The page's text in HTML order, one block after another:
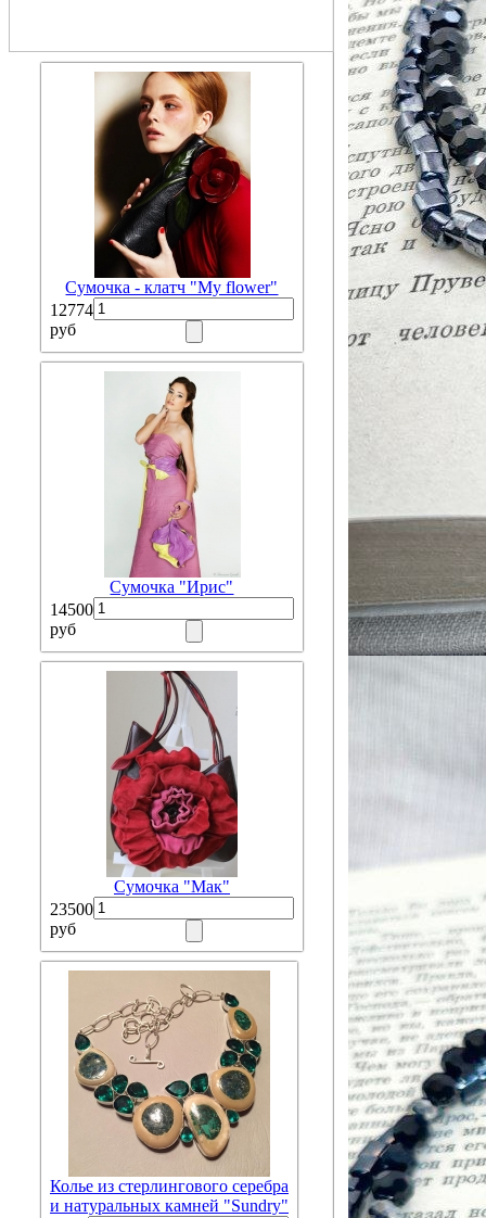
Сумочка - клатч "My flower"
12774
руб
Сумочка "Ирис"
14500
руб
Сумочка "Мак"
23500
руб
Колье из стерлингового серебра
и натуральных камней "Sundry"